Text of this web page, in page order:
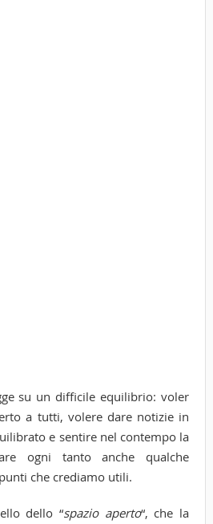
su un difficile equilibrio: voler
a tutti, volere dare notizie in
e sentire nel contempo la
ogni tanto anche qualche
che crediamo utili.
dello “spazio aperto“, che la